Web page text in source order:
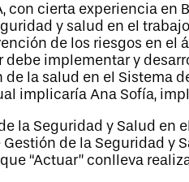
con cierta experiencia
y salud en el
de los riesgos en el
debe implementar y
de la salud en el Sistema
implicaría Ana Sofía,
la Seguridad y Salud en
de la Seguridad y
“Actuar” conlleva